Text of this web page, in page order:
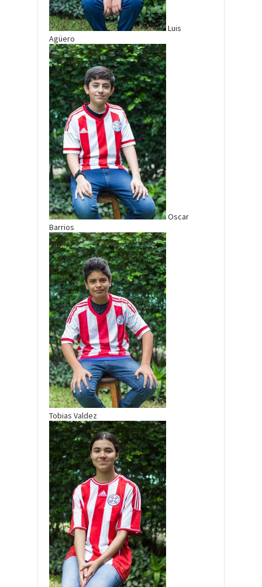
Luis
Agüero
Oscar
Barrios
Tobias Valdez